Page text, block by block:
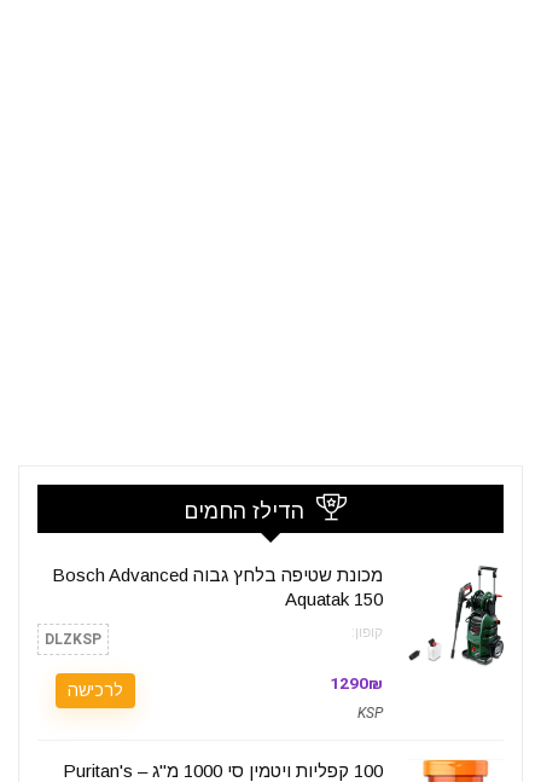
הדילז החמים
מכונת שטיפה בלחץ גבוה Bosch Advanced
Aquatak 150
קופון: DLZKSP
1290₪
KSP
לרכישה
100 קפליות ויטמין סי 1000 מ"ג – Puritan's